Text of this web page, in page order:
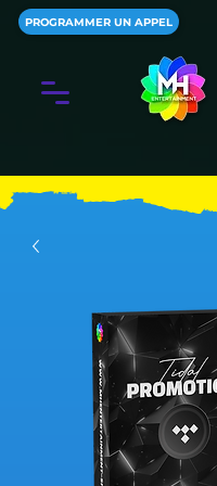
PROGRAMMER UN APPEL